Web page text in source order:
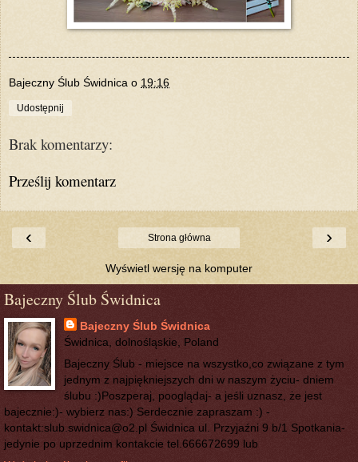
Bajeczny Ślub Świdnica o 19:16
Udostępnij
Brak komentarzy:
Prześlij komentarz
‹ ›
Strona główna
Wyświetl wersję na komputer
Bajeczny Ślub Świdnica
Bajeczny Ślub Świdnica
Świdnica, dolnośląskie, Poland
Bajeczny Ślub - miejsce na wszystko,co związane z tym
jednym z najpiękniejszych dni w naszym życiu- dniem
ślubu :)Poszperaj, pooglądaj- a jeśli uznasz, że jest
bajecznie:)- wybierz nas:) Serdecznie zapraszam :) -
kontakt:slub.swidnica@o2.pl Świdnica ul. Przyjaźni 9 b/1 Spotkania-
jedynie po uprzednim kontakcie tel.666672699 lub